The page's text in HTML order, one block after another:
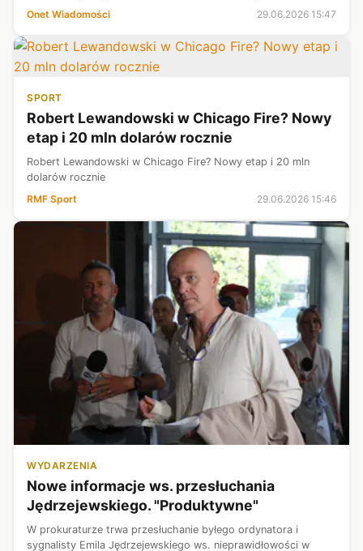
karę spędzi 11 dni w areszcie. Mężczyzna kilka dni wcześniej
Onet Wiadomości 29.06.2026 15:47
SPORT
Robert Lewandowski w Chicago Fire? Nowy
etap i 20 mln dolarów rocznie
Robert Lewandowski w Chicago Fire? Nowy etap i 20 mln
dolarów rocznie
RMF Sport
29.06.2026 15:46
WYDARZENIA
Nowe informacje ws. przesłuchania
Jędrzejewskiego. "Produktywne"
W prokuraturze trwa przesłuchanie byłego ordynatora i
sygnalisty Emila Jędrzejewskiego ws. nieprawidłowości w